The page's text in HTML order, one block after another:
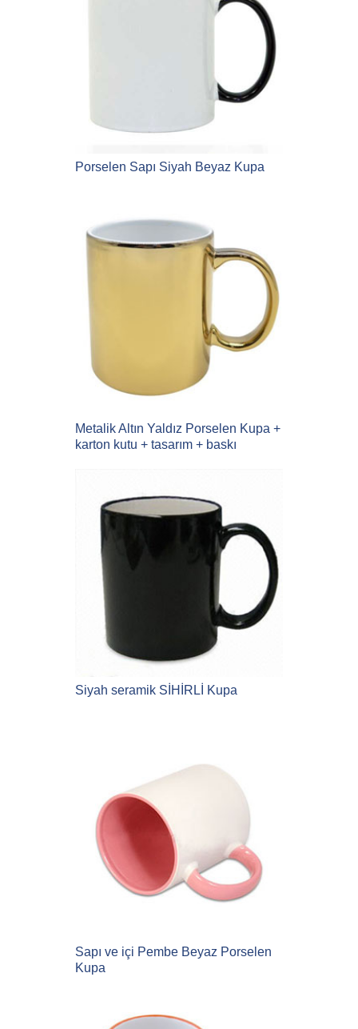
Porselen Sapı Siyah Beyaz Kupa
Metalik Altın Yaldız Porselen Kupa +
karton kutu + tasarım + baskı
Siyah seramik SİHİRLİ Kupa
Sapı ve içi Pembe Beyaz Porselen
Kupa